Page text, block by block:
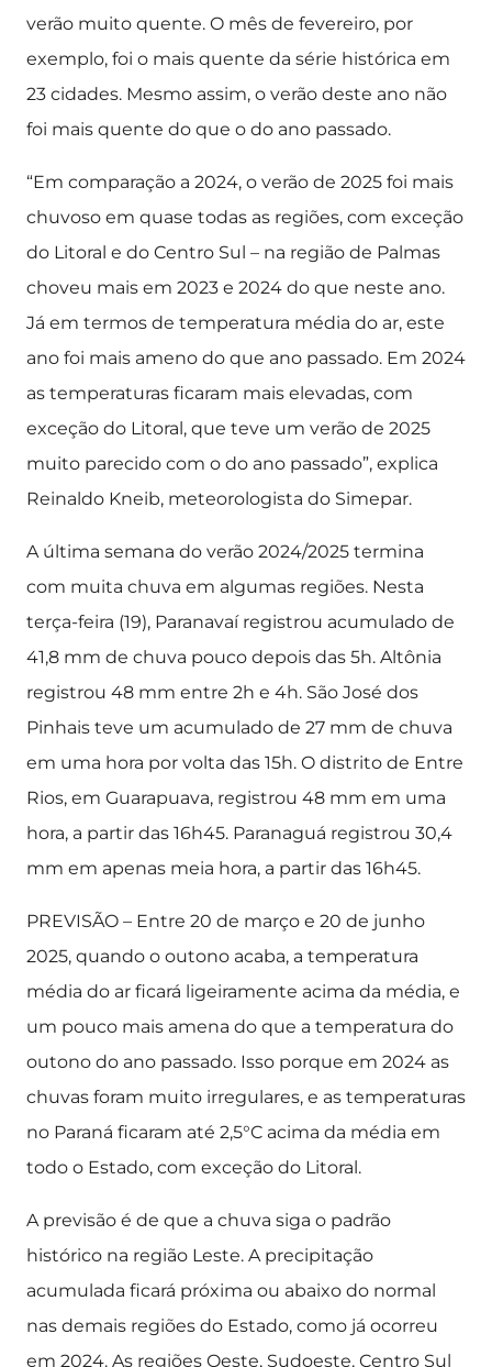
verão muito quente. O mês de fevereiro, por
exemplo, foi o mais quente da série histórica em
23 cidades. Mesmo assim, o verão deste ano não
foi mais quente do que o do ano passado.
“Em comparação a 2024, o verão de 2025 foi mais
chuvoso em quase todas as regiões, com exceção
do Litoral e do Centro Sul – na região de Palmas
choveu mais em 2023 e 2024 do que neste ano.
Já em termos de temperatura média do ar, este
ano foi mais ameno do que ano passado. Em 2024
as temperaturas ficaram mais elevadas, com
exceção do Litoral, que teve um verão de 2025
muito parecido com o do ano passado”, explica
Reinaldo Kneib, meteorologista do Simepar.
A última semana do verão 2024/2025 termina
com muita chuva em algumas regiões. Nesta
terça-feira (19), Paranavaí registrou acumulado de
41,8 mm de chuva pouco depois das 5h. Altônia
registrou 48 mm entre 2h e 4h. São José dos
Pinhais teve um acumulado de 27 mm de chuva
em uma hora por volta das 15h. O distrito de Entre
Rios, em Guarapuava, registrou 48 mm em uma
hora, a partir das 16h45. Paranaguá registrou 30,4
mm em apenas meia hora, a partir das 16h45.
PREVISÃO – Entre 20 de março e 20 de junho
2025, quando o outono acaba, a temperatura
média do ar ficará ligeiramente acima da média, e
um pouco mais amena do que a temperatura do
outono do ano passado. Isso porque em 2024 as
chuvas foram muito irregulares, e as temperaturas
no Paraná ficaram até 2,5°C acima da média em
todo o Estado, com exceção do Litoral.
A previsão é de que a chuva siga o padrão
histórico na região Leste. A precipitação
acumulada ficará próxima ou abaixo do normal
nas demais regiões do Estado, como já ocorreu
em 2024. As regiões Oeste, Sudoeste, Centro Sul